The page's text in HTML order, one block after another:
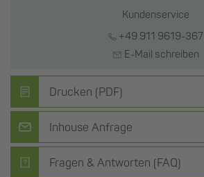
Kundenservice
+49 911 9619-367
E-Mail schreiben
Drucken (PDF)
Inhouse Anfrage
Fragen & Antworten (FAQ)